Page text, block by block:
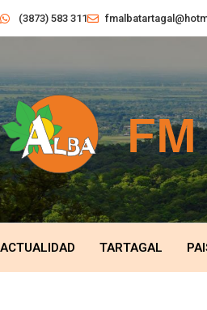
(3873) 583 311
ACTUALIDAD TARTAGAL